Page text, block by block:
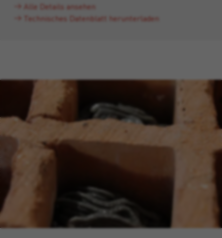
Alle Details ansehen
Technisches Datenblatt herunterladen